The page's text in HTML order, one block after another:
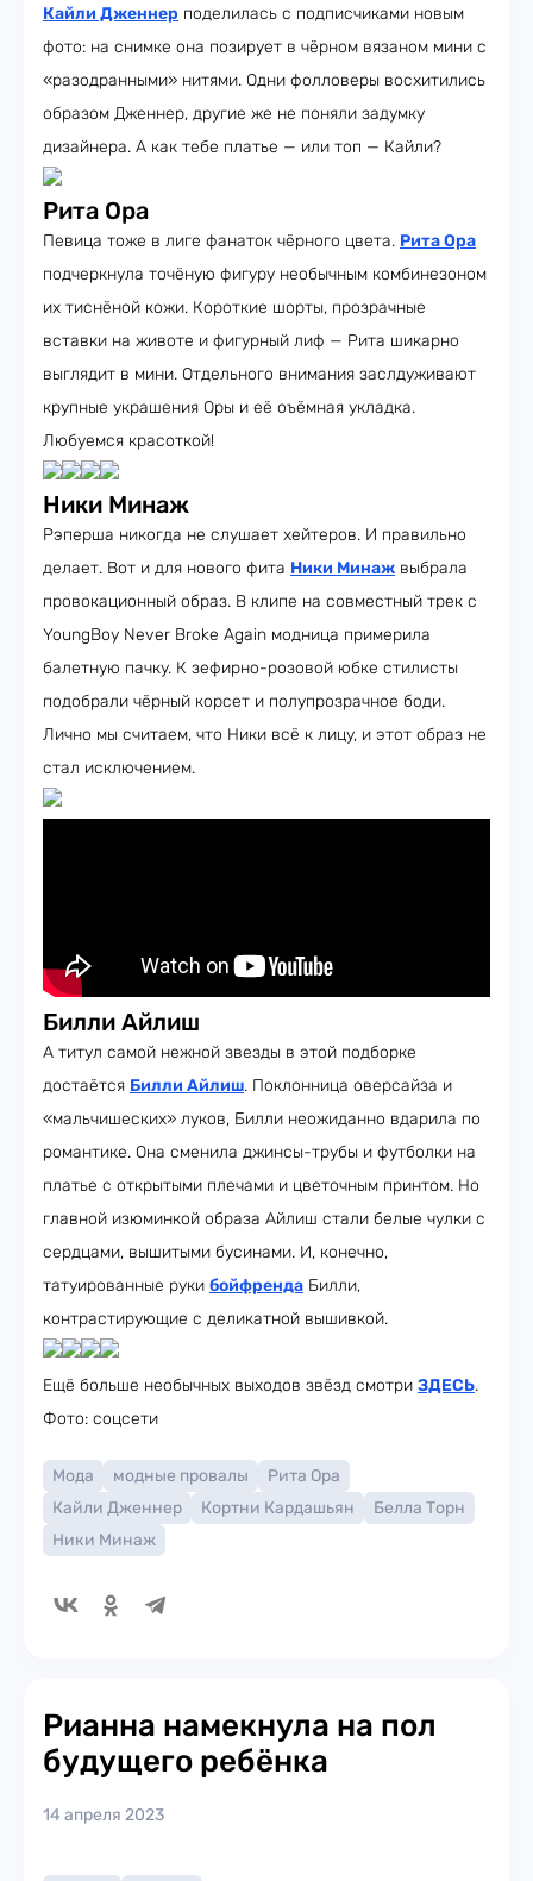
Кайли Дженнер поделилась с подписчиками новым
фото: на снимке она позирует в чёрном вязаном мини с
«разодранными» нитями. Одни фолловеры восхитились
образом Дженнер, другие же не поняли задумку
дизайнера. А как тебе платье — или топ — Кайли?
Рита Ора
Певица тоже в лиге фанаток чёрного цвета. Рита Ора
подчеркнула точёную фигуру необычным комбинезоном
их тиснёной кожи. Короткие шорты, прозрачные
вставки на животе и фигурный лиф — Рита шикарно
выглядит в мини. Отдельного внимания заслдуживают
крупные украшения Оры и её оъёмная укладка.
Любуемся красоткой!
Ники Минаж
Рэперша никогда не слушает хейтеров. И правильно
делает. Вот и для нового фита Ники Минаж выбрала
провокационный образ. В клипе на совместный трек с
YoungBoy Never Broke Again модница примерила
балетную пачку. К зефирно-розовой юбке стилисты
подобрали чёрный корсет и полупрозрачное боди.
Лично мы считаем, что Ники всё к лицу, и этот образ не
стал исключением.
Билли Айлиш
А титул самой нежной звезды в этой подборке
достаётся Билли Айлиш. Поклонница оверсайза и
«мальчишеских» луков, Билли неожиданно вдарила по
романтике. Она сменила джинсы-трубы и футболки на
платье с открытыми плечами и цветочным принтом. Но
главной изюминкой образа Айлиш стали белые чулки с
сердцами, вышитыми бусинами. И, конечно,
татуированные руки бойфренда Билли,
контрастирующие с деликатной вышивкой.
Ещё больше необычных выходов звёзд смотри ЗДЕСЬ.
Фото: соцсети
Мода модные провалы
Рита Ора
Кайли Дженнер
Кортни Кардашьян
Белла Торн
Ники Минаж
Рианна намекнула на пол
будущего ребёнка
14 апреля 2023